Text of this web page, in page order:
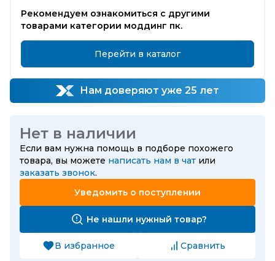
Рекомендуем ознакомиться с другими
товарами категории моддинг пк.
Перейти в каталог
Нам доверяют уже 25 лет
Нет в наличии
Если вам нужна помощь в подборе похожего
товара, вы можете написать нам в чат или
заказать звонок.
Уведомить о поступлении
Не нашли нужный товар?
В избранное Сравнить